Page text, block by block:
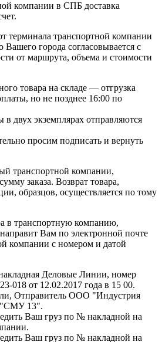
компании в СПБ доставка
терминала транспортной компании
Вашего города согласовывается с
от маршрута, объема и стоимости
товара на складе — отгрузка
но не позднее 16:00 по
двух экземплярах отправляются
просим подписать и вернуть
транспортной компании,
заказа. Возврат товара,
образцов, осуществляется по тому
в транспортную компанию,
Вам по электронной почте
компании с номером и датой
Деловые Линии, номер
018 от 12.02.2017 года в 15 00.
Отправитель ООО "Индустрия
"СМУ 13".
Ваш груз по № накладной на
Ваш груз по № накладной на